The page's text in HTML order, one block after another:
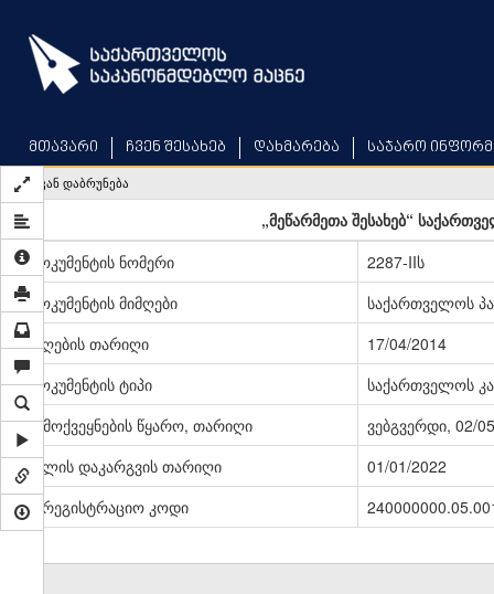
main
content
მთავარი ჩვენ შესახებ დახმარება საჯარო
უკან დაბრუნება
„მეწარმეთა შესახებ“
დოკუმენტის ნომერი
2287-IIს
დოკუმენტის მიმღები
საქართველოს
მიღების თარიღი
17/04/2014
დოკუმენტის ტიპი
საქართველოს
გამოქვეყნების წყარო, თარიღი
ვებგვერდი, 02/
ძალის დაკარგვის თარიღი
01/01/2022
სარეგისტრაციო კოდი